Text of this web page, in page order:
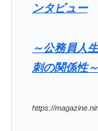
ンタビュー
～公務員人
刺の関係性～
https://